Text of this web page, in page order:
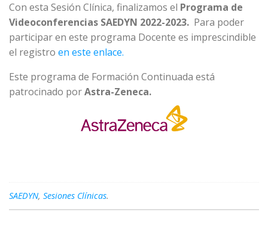
Con esta Sesión Clínica, finalizamos el Programa de
Videoconferencias SAEDYN 2022-2023. Para poder
participar en este programa Docente es imprescindible
el registro en este enlace.
Este programa de Formación Continuada está
patrocinado porAstra-Zeneca.
SAEDYN, Sesiones Clínicas.